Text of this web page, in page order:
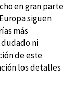
en gran parte
siguen
más
dudado ni
de este
los detalles